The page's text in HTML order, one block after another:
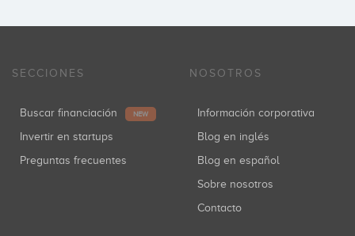
SECCIONES
Buscar financiación NEW
Invertir en startups
Preguntas frecuentes
NOSOTROS
Información corporativa
Blog en inglés
Blog en español
Sobre nosotros
Contacto